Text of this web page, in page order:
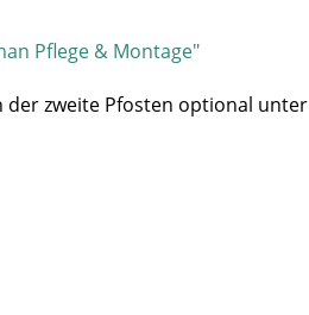
Pflege & Montage"
der zweite Pfosten optional unter